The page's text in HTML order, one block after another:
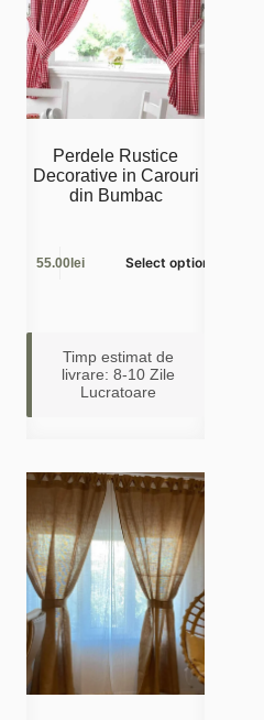
Perdele Rustice
Decorative in Carouri
din Bumbac
55.00lei Select options
Timp estimat de
livrare: 8-10 Zile
Lucratoare